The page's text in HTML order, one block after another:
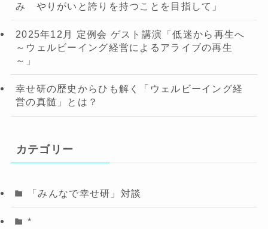
み やりがいと誇りを持つことを目指して」
2025年12月 定例会 ゲスト講演「低迷から再生へ
～ウェルビーイング経営によるアライブの再生
～」
幸せ研の歴史からひも解く「ウェルビーイング経
営の真髄」とは？
カテゴリー
「みんなで幸せ研」対談
*